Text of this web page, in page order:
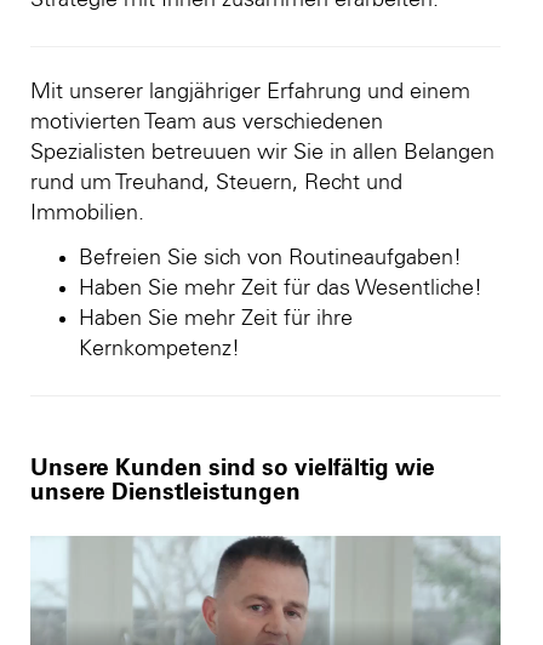
Mit unserer langjähriger Erfahrung und einem
motivierten Team aus verschiedenen
Spezialisten betreuuen wir Sie in allen Belangen
rund um Treuhand, Steuern, Recht und
Immobilien.
Befreien Sie sich von Routineaufgaben!
Haben Sie mehr Zeit für das Wesentliche!
Haben Sie mehr Zeit für ihre
Kernkompetenz!
Unsere Kunden sind so vielfältig wie
unsere Dienstleistungen